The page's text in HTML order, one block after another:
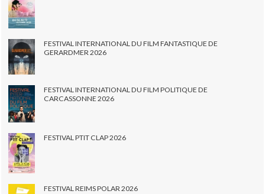
FESTIVAL INTERNATIONAL DU FILM FANTASTIQUE DE
GERARDMER 2026
FESTIVAL INTERNATIONAL DU FILM POLITIQUE DE
CARCASSONNE 2026
FESTIVAL PTIT CLAP 2026
FESTIVAL REIMS POLAR 2026